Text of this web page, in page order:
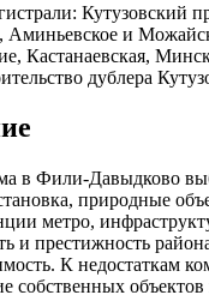
Кутузовский
Аминьевское и
Кастанаевская,
дублера
в Фили-Давыдково
природные
метро,
и престижность
К недостаткам
собственных